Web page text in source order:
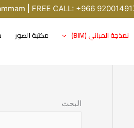
| FREE CALL: +966
نمذجة المباني (BIM) مكتبة الصور
البحث